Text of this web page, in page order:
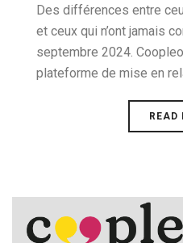
Des différences entre
et ceux qui n’ont jamais
septembre 2024.
plateforme de mise en
READ